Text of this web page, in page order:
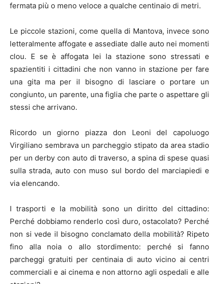
fermata più o meno veloce a qualche centinaio di metri.
Le piccole stazioni, come quella di Mantova, invece sono
letteralmente affogate e assediate dalle auto nei momenti
clou. E se è affogata lei la stazione sono stressati e
spazientiti i cittadini che non vanno in stazione per fare
una gita ma per il bisogno di lasciare o portare un
congiunto, un parente, una figlia che parte o aspettare gli
stessi che arrivano.
Ricordo un giorno piazza don Leoni del capoluogo
Virgiliano sembrava un parcheggio stipato da area stadio
per un derby con auto di traverso, a spina di spese quasi
sulla strada, auto con muso sul bordo del marciapiedi e
via elencando.
I trasporti e la mobilità sono un diritto del cittadino:
Perché dobbiamo renderlo così duro, ostacolato? Perché
non si vede il bisogno conclamato della mobilità? Ripeto
fino alla noia o allo stordimento: perché si fanno
parcheggi gratuiti per centinaia di auto vicino ai centri
commerciali e ai cinema e non attorno agli ospedali e alle